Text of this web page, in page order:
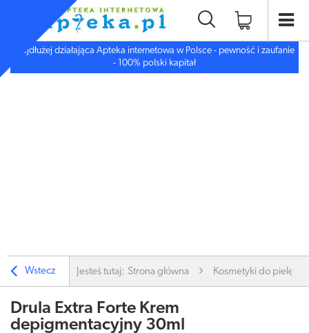
Najdłużej działająca Apteka internetowa w Polsce - pewność i zaufanie
- 100% polski kapitał
Wstecz Jesteś tutaj: Strona główna Kosmetyki do
Drula Extra Forte Krem
depigmentacyjny 30ml